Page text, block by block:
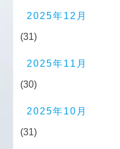
2025年12月
(31)
2025年11月
(30)
2025年10月
(31)